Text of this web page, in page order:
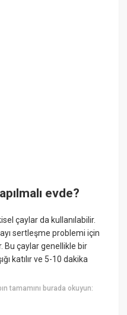
evde?
çaylar da kullanılabilir.
sertleşme problemi için
Bu çaylar genellikle bir
katılır ve 5-10 dakika
tamamını burada okuyun: